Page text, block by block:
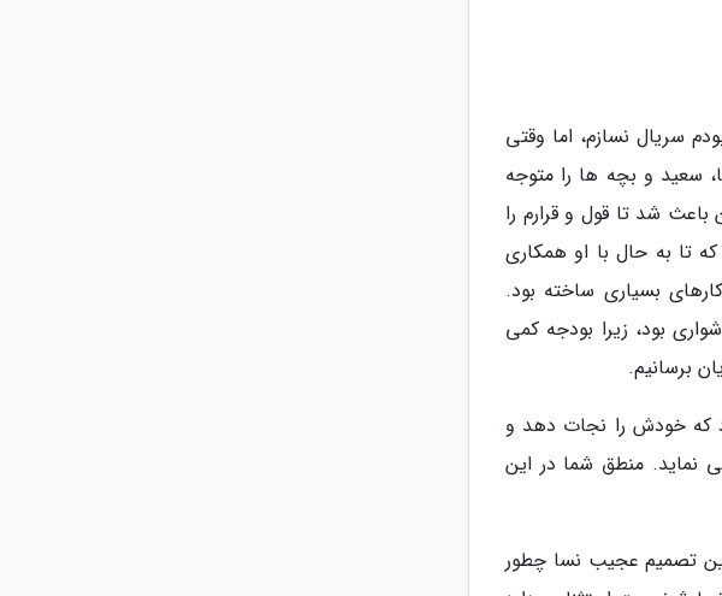
سریال نسازم، اما وقتی
سعید و بچه ها را متوجه
شد تا قول و قرارم را
تا به حال با او همکاری
بسیاری ساخته بود.
باید تاکید کنم که بازسازی فضای دهه60 کار بسیار دشواری بود، زیرا بودجه کمی
برسانیم.
که خودش را نجات دهد و
نماید. منطق شما در این
تصمیم عجیب نسا چطور